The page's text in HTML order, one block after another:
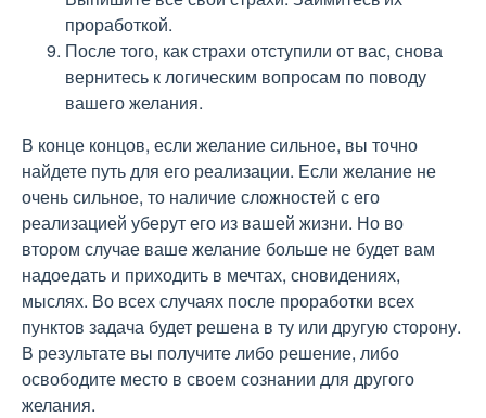
проработкой.
После того, как страхи отступили от вас, снова
вернитесь к логическим вопросам по поводу
вашего желания.
В конце концов, если желание сильное, вы точно
найдете путь для его реализации. Если желание не
очень сильное, то наличие сложностей с его
реализацией уберут его из вашей жизни. Но во
втором случае ваше желание больше не будет вам
надоедать и приходить в мечтах, сновидениях,
мыслях. Во всех случаях после проработки всех
пунктов задача будет решена в ту или другую сторону.
В результате вы получите либо решение, либо
освободите место в своем сознании для другого
желания.